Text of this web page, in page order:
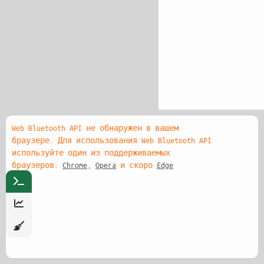
Web Bluetooth API не обнаружен в вашем
браузере. Для использования Web Bluetooth API
используйте один из поддерживаемых
браузеров: Chrome Opera и скоро Edge